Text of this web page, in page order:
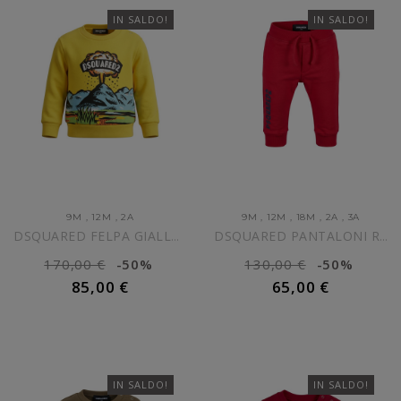
IN SALDO!
9M , 12M ,2A
DSQUARED FELPA GIALLA NEONATO
170,00 € -50%
85,00 €
AGGIUNGI AL CARRELLO
IN SALDO!
9M , 12M , 18M , 2A , 3A
DSQUARED PANTALONI ROSSI...
130,00 € -50%
65,00 €
AGGIUNGI AL CARRELLO
IN SALDO! IN SALDO!